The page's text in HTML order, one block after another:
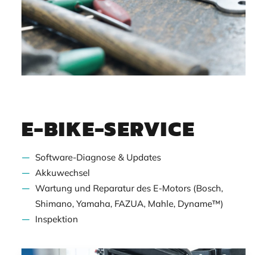
E-BIKE-SERVICE
Software-Diagnose & Updates
Akkuwechsel
Wartung und Reparatur des E-Motors (Bosch,
Shimano, Yamaha, FAZUA, Mahle, Dyname™)
Inspektion